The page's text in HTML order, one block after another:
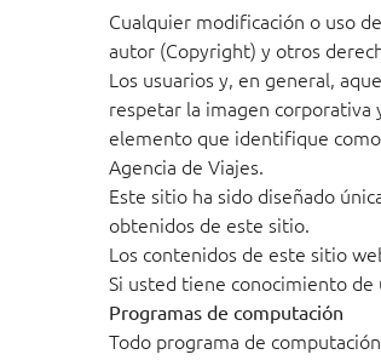
Cualquier modificación o uso
autor (Copyright) y otros
Los usuarios y, en general,
respetar la imagen corporativa
elemento que identifique
Agencia de Viajes.
Este sitio ha sido diseñado
obtenidos de este sitio.
Los contenidos de este sitio
Si usted tiene conocimiento de
Programas de computación
Todo programa de